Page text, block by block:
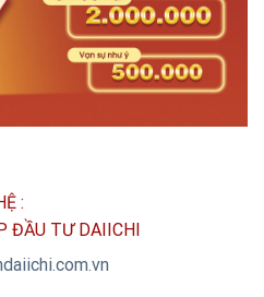
:
ĐẦU TƯ DAIICHI